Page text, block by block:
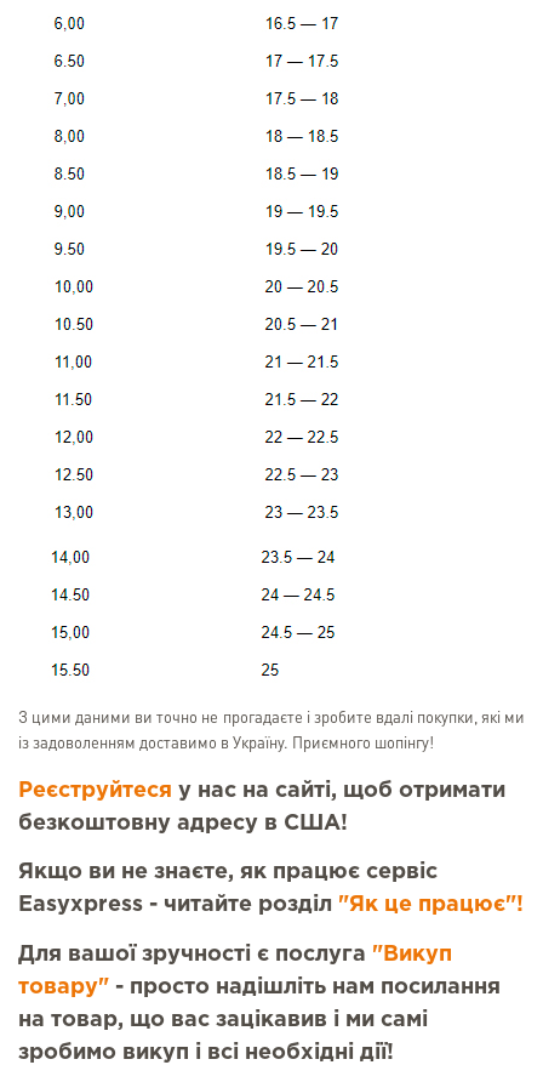
З цими даними ви точно не прогадаєте і зробите вдалі покупки, які ми
із задоволенням доставимо в Україну. Приємного шопінгу!
Реєструйтеся у нас на сайті, щоб отримати
безкоштовну адресу в США!
Якщо ви не знаєте, як працює сервіс
Easyxpress - читайте розділ "Як це працює"!
Для вашої зручності є послуга "Викуп
товару" - просто надішліть нам посилання
на товар, що вас зацікавив і ми самі
зробимо викуп і всі необхідні дії!